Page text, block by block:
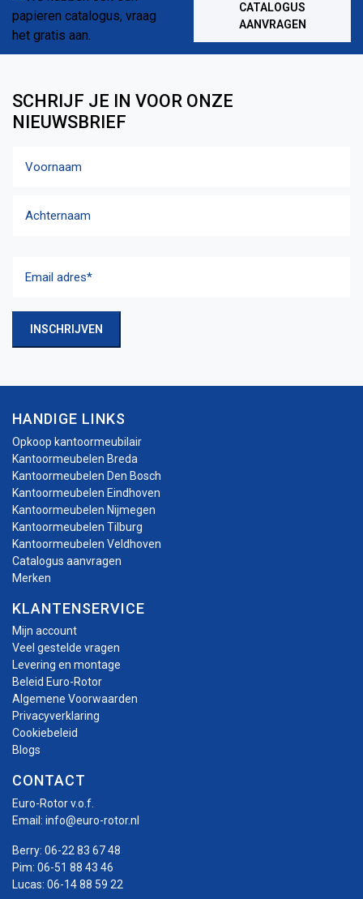
CATALOGUS
AANVRAGEN
SCHRIJF JE IN VOOR ONZE
NIEUWSBRIEF
adres(Vereist)
INSCHRIJVEN
HANDIGE LINKS
Opkoop kantoormeubilair
Kantoormeubelen Breda
Kantoormeubelen Den Bosch
Kantoormeubelen Eindhoven
Kantoormeubelen Nijmegen
Kantoormeubelen Tilburg
Kantoormeubelen Veldhoven
Catalogus aanvragen
Merken
KLANTENSERVICE
Mijn account
Veel gestelde vragen
Levering en montage
Beleid Euro-Rotor
Algemene Voorwaarden
Privacyverklaring
Cookiebeleid
Blogs
CONTACT
Euro-Rotor v.o.f.
Email: info@euro-rotor.nl
Berry: 06-22 83 67 48
Pim: 06-51 88 43 46
Lucas: 06-14 88 59 22